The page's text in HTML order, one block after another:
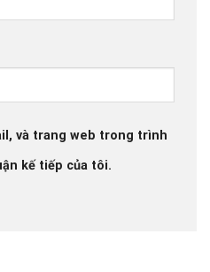
và trang web trong trình
kế tiếp của tôi.